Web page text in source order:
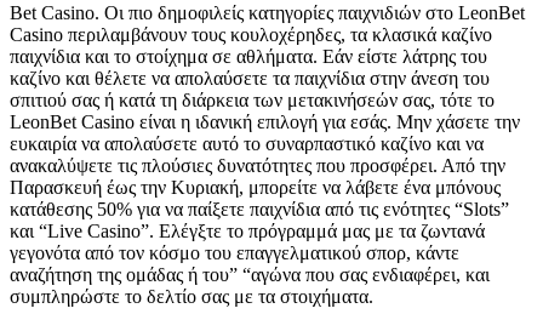
Веt Саsіnо. Οι πιο δημοφιλείς κατηγορίες παιχνιδιών στο LeonBet
Casino περιλαμβάνουν τους κουλοχέρηδες, τα κλασικά καζίνο
παιχνίδια και το στοίχημα σε αθλήματα. Εάν είστε λάτρης του
καζίνο και θέλετε να απολαύσετε τα παιχνίδια στην άνεση του
σπιτιού σας ή κατά τη διάρκεια των μετακινήσεών σας, τότε το
LeonBet Casino είναι η ιδανική επιλογή για εσάς. Μην χάσετε την
ευκαιρία να απολαύσετε αυτό το συναρπαστικό καζίνο και να
ανακαλύψετε τις πλούσιες δυνατότητες που προσφέρει. Από την
Παρασκευή έως την Κυριακή, μπορείτε να λάβετε ένα μπόνους
κατάθεσης 50% για να παίξετε παιχνίδια από τις ενότητες “Slots”
και “Live Casino”. Ελέγξτε το πρόγραμμά μας με τα ζωντανά
γεγονότα από τον κόσμο του επαγγελματικού σπορ, κάντε
αναζήτηση της ομάδας ή του” “αγώνα που σας ενδιαφέρει, και
συμπληρώστε το δελτίο σας με τα στοιχήματα.